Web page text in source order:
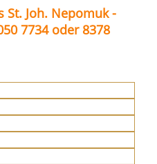
St. Joh. Nepomuk -
7734 oder 8378